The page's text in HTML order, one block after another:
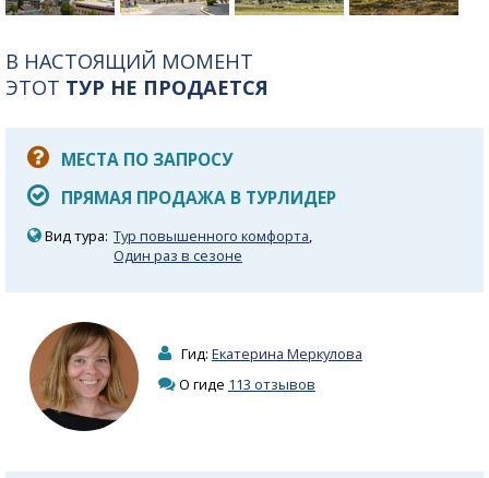
В НАСТОЯЩИЙ МОМЕНТ
ЭТОТ ТУР НЕ ПРОДАЕТСЯ
МЕСТА ПО ЗАПРОСУ
ПРЯМАЯ ПРОДАЖА В ТУРЛИДЕР
Вид тура: Тур повышенного комфорта,
Один раз в сезоне
Гид: Екатерина Меркулова
О гиде 113 отзывов